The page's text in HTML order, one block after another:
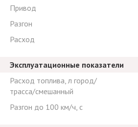
Привод
Разгон
Расход
Эксплуатационные показатели
Расход топлива, л город/
трасса/смешанный
Разгон до 100 км/ч, с